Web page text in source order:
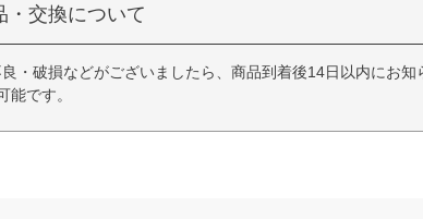
・交換について
・破損などがございましたら、商品到着後14日以内にお知
です。